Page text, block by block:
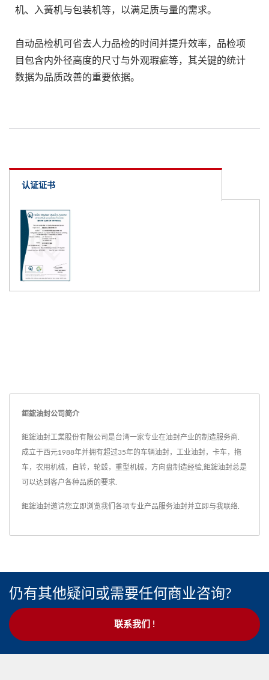
机、入簧机与包装机等，以满足质与量的需求。
自动品检机可省去人力品检的时间并提升效率，品检项
目包含内外径高度的尺寸与外观瑕疵等，其关键的统计
数据为品质改善的重要依据。
认证证书
鉅鋐油封公司简介
鉅鋐油封工業股份有限公司是台湾一家专业在油封产业的制造服务商.
成立于西元1988年并拥有超过35年的车辆油封，工业油封，卡车，拖
车，农用机械，自转，轮毂，重型机械，方向盘制造经验,鉅鋐油封总是
可以达到客户各种品质的要求.
鉅鋐油封邀请您立即浏览我们各项专业产品服务油封并立即与我联络
仍有其他疑问或需要任何商业咨询?
联系我们 !